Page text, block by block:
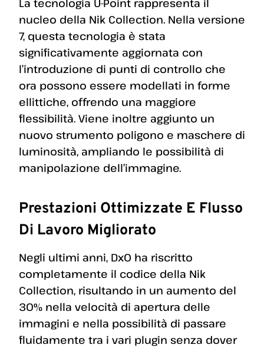
La tecnologia U-Point rappresenta il
nucleo della Nik Collection. Nella versione
7, questa tecnologia è stata
significativamente aggiornata con
l’introduzione di punti di controllo che
ora possono essere modellati in forme
ellittiche, offrendo una maggiore
flessibilità. Viene inoltre aggiunto un
nuovo strumento poligono e maschere di
luminosità, ampliando le possibilità di
manipolazione dell’immagine.
Prestazioni Ottimizzate E Flusso
Di Lavoro Migliorato
Negli ultimi anni, DxO ha riscritto
completamente il codice della Nik
Collection, risultando in un aumento del
30% nella velocità di apertura delle
immagini e nella possibilità di passare
fluidamente tra i vari plugin senza dover